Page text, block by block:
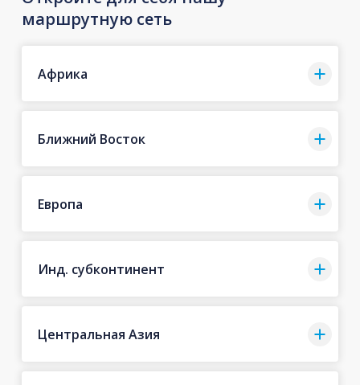
маршрутную сеть
Африка
Ближний Восток
Европа
Инд. субконтинент
Центральная Азия